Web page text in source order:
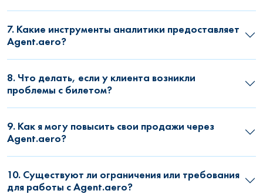
7. Какие инструменты аналитики предоставляет
Agent.aero?
8. Что делать, если у клиента возникли
проблемы с билетом?
9. Как я могу повысить свои продажи через
Agent.aero?
10. Существуют ли ограничения или требования
для работы с Agent.aero?